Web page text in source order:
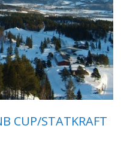
CUP/STATKRAFT